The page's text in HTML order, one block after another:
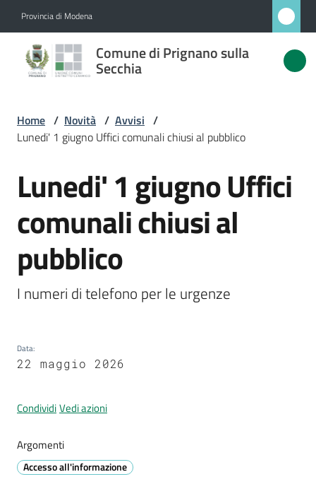
Provincia di Modena
Comune di Prignano sulla
Secchia
Comune
di
sulla
Secchia
Amministrazione
Novità
Menu selezionato
Servizi
sulla
Secchia
P
r
Home / Novità / Avvisi /
Lunedi' 1 giugno Uffici comunali chiusi al pubblico
Salta al contenuto
Lunedi' 1 giugno Uffici
comunali chiusi al
pubblico
I numeri di telefono per le urgenze
Data:
22 maggio 2026
CondividiVedi azioni
Argomenti
Accesso all'informazione